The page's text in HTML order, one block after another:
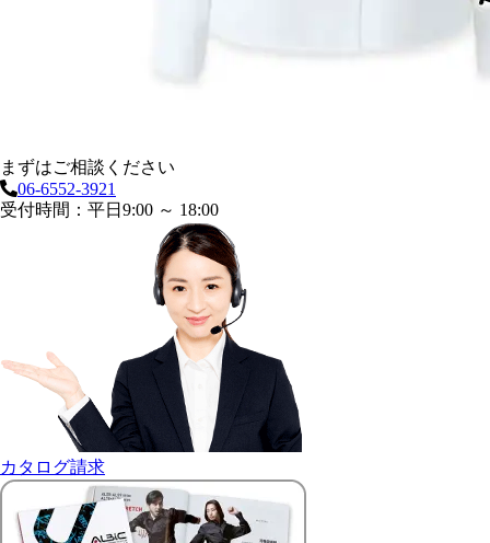
まずはご相談ください
06-6552-3921
受付時間：平日9:00 ～ 18:00
カタログ請求